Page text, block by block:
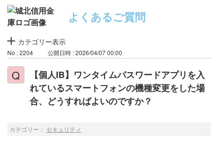
よくあるご質問
カテゴリー表示
No : 2204 公開日時 : 2026/04/07 00:00
【個人IB】ワンタイムパスワードアプリを入
れているスマートフォンの機種変更をした場
合、どうすればよいのですか？
カテゴリー： セキュリティ